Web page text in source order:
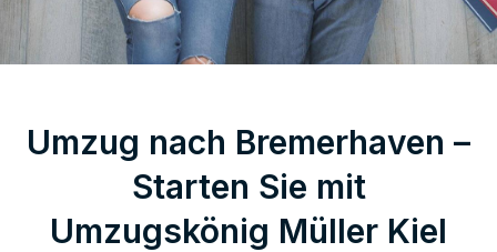
Umzug nach Bremerhaven –
Starten Sie mit
Umzugskönig Müller Kiel